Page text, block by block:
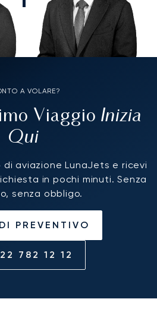
A VOLARE?
Viaggio Inizia
Qui
aviazione LunaJets e ricevi
in pochi minuti. Senza
senza obbligo.
PREVENTIVO
782 12 12